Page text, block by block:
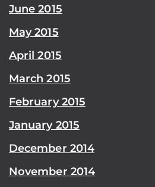
June 2015
May 2015
April 2015
March 2015
February 2015
January 2015
December 2014
November 2014